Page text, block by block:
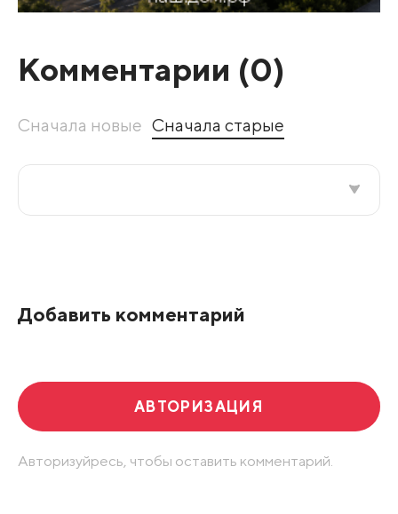
Комментарии (0)
Сначала новые Сначала старые
Добавить комментарий
АВТОРИЗАЦИЯ
Авторизуйресь, чтобы оставить комментарий.